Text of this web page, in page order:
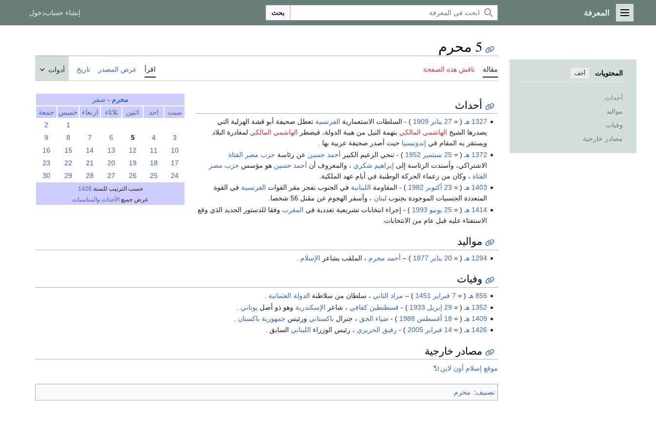
القائمة الرئيسية
المعرفة بحث إنشاء حسابدخول
المحتويات أخف
أحداث
مواليد
وفيات
مصادر خارجية
5 محرم
مقالة ناقش هذه الصفحة اقرأ عرض المصدر تاريخ أدوات
محرم - صفر
سبت
احد اثنين ثلاثاء اربعاء خميس
جمعة
1
2
3
4
5
6
7
8
9
10
11
12
13
14
15
16
17
18
19
20
21
22
23
24
25
26
27
28
29
30
حسب الترتيب للسنة 1426
عرض جميع الأحداث والمناسبات
أحداث
1327 هـ ( = 27 يناير 1909 ) - السلطات الاستعمارية الفرنسية تعطل صحيفة أبو قشة الهزلية التي
يصدرها الشيخ الهاشمي المالكي بتهمة النيل من هيبة الدولة، فيضطر الهاشمي المالكي لمغادرة البلاد
ويستقر به المقام في إندونيسيا حيث أصدر صحيفة عربية بها .
1372 هـ
( =25 سبتمبر 1952 ) - تنحي الزعيم الكبير أحمد حسين عن رئاسة حزب مصر الفتاة
الاشتراكي، وأسندت الرئاسة إلى إبراهيم شكري ، والمعروف أن أحمد حسين هو مؤسس حزب مصر
الفتاة ، وكان من زعماء الحركة الوطنية في أيام عهد الملكية.
1403 هـ
( = 23 أكتوبر 1982 ) - المقاومة اللبنانية في الجنوب تفجر مقر القوات الفرنسية في القوة
المتعددة الجنسيات الموجودة بجنوب لبنان ، وأسفر الهجوم عن مقتل 56 شخصا.
1414 هـ
( =25 يونيو 1993 ) - إجراء انتخابات تشريعية تعددية في المغرب وفقا للدستور الجديد الذي وقع
الاستفتاء عليه قبل عام من الانتخابات.
مواليد
1294 هـ ( =20 يناير 1877
) – أحمد محرم ، الملقب بشاعر الإسلام
وفيات
855 هـ ( = 7 فبراير 1451
) – مراد الثاني ، سلطان من سلاطنة الدولة العثمانية
1352 هـ
( = 29 إبريل 1933
) - قسطنطين كفافي ، شاعر الإسكندرية وهو ذو أصل يوناني
1409 هـ
( = 18 أغسطس 1988
) - ضياء الحق ، جنرال باكستاني ورئيس جمهورية باكستان
1426 هـ
( =14 فبراير 2005
) - رفيق الحريري ، رئيس الوزراء اللبناني السابق .
مصادر خارجية
موقع إسلام أون لاين
تصنيف: محرم